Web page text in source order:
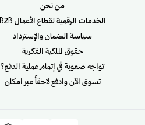
من نحن
الخدمات الرقمية لقطاع الأعمال B2B
سياسة الضمان والإسترداد
حقوق الملكية الفكرية
تواجه صعوبة في إتمام عملية الدفع؟
تسوق الآن وادفع لاحقاً عبر امكان